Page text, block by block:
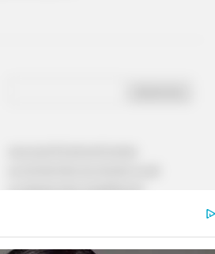
LE GRAND PRIX D’AMÉRIQUE